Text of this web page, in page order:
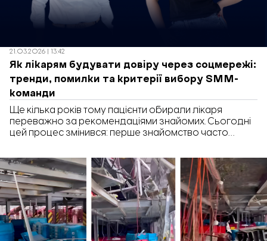
21.03.2026 | 13:42
Як лікарям будувати довіру через соцмережі:
тренди, помилки та критерії вибору SMM-
команди
Ще кілька років тому пацієнти обирали лікаря
переважно за рекомендаціями знайомих. Сьогодні
цей процес змінився: перше знайомство часто